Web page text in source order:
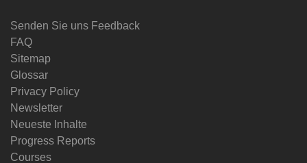
Senden Sie uns Feedback
FAQ
Sitemap
Glossar
Privacy Policy
Newsletter
Neueste Inhalte
Progress Reports
Courses